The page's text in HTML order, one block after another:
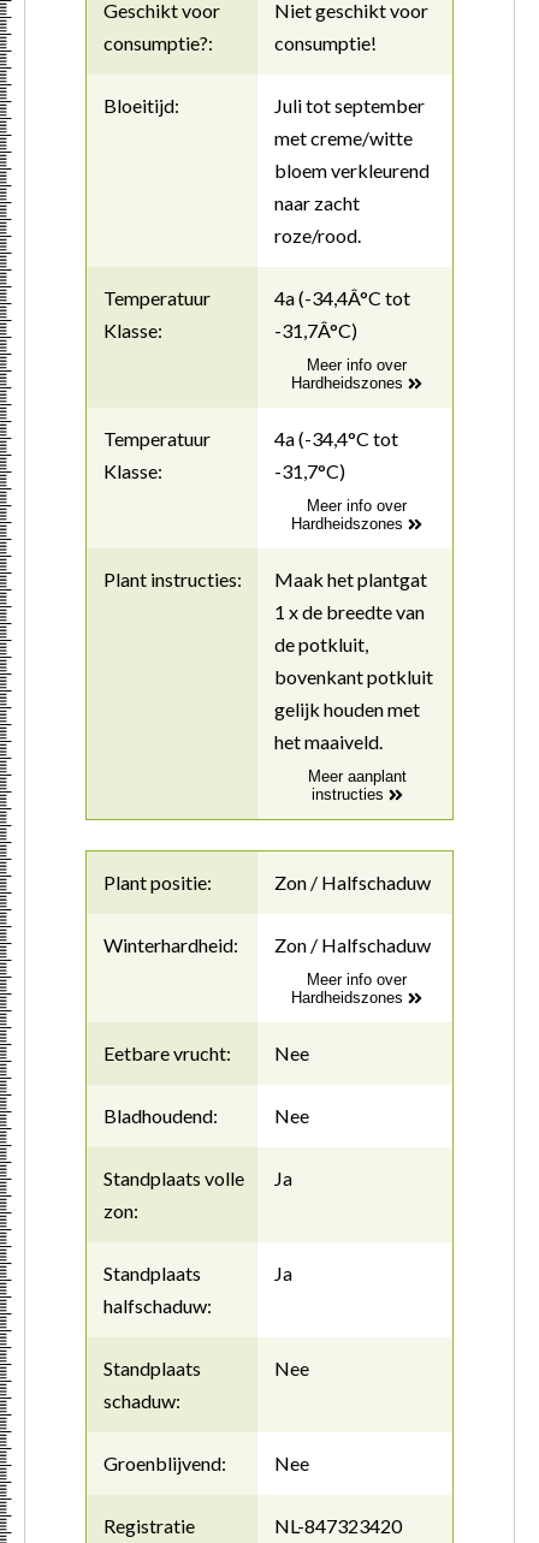
Geschikt voor
consumptie?:
Niet geschikt voor
consumptie!
Bloeitijd:
Juli tot september
met creme/witte
bloem verkleurend
naar zacht
roze/rood.
Temperatuur
Klasse:
4a (-34,4Â°C tot
-31,7Â°C)
Meer info over
Hardheidszones
Temperatuur
Klasse:
4a (-34,4°C tot
-31,7°C)
Meer info over
Hardheidszones
Plant instructies:
Maak het plantgat
1 x de breedte van
de potkluit,
bovenkant potkluit
gelijk houden met
het maaiveld.
Meer aanplant
instructies
Plant positie: Zon / Halfschaduw
Winterhardheid: Zon / Halfschaduw
Meer info over
Hardheidszones
Eetbare vrucht: Nee
Bladhoudend: Nee
Standplaats volle
zon:
Ja
Standplaats
halfschaduw:
Ja
Standplaats
schaduw:
Nee
Groenblijvend: Nee
Registratie
NL-847323420